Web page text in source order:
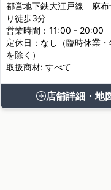
都営地下鉄大江戸線 麻布
り徒歩3分
営業時間：11:00 - 20:00
定休日：なし（臨時休業
を除く）
取扱商材: すべて
店舗詳細・地